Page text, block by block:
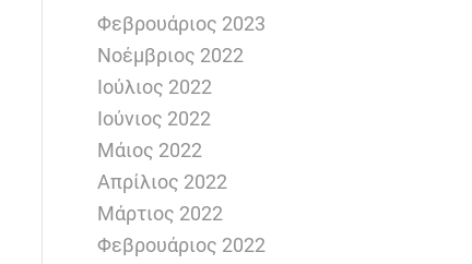
Φεβρουάριος 2023
Νοέμβριος 2022
Ιούλιος 2022
Ιούνιος 2022
Μάιος 2022
Απρίλιος 2022
Μάρτιος 2022
Φεβρουάριος 2022